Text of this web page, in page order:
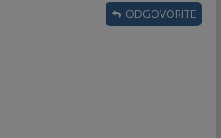
ODGOVORITE